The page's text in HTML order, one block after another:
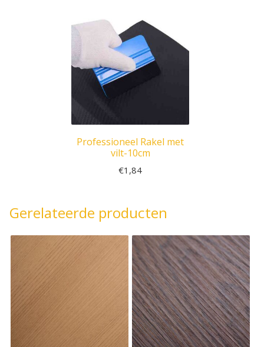
Professioneel Rakel met
vilt-10cm
€1,84
Gerelateerde producten